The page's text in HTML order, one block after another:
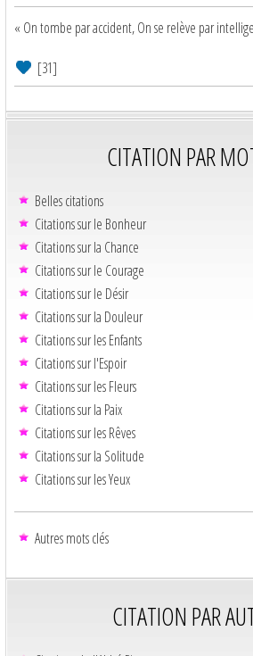
« On tombe par accident, On se relève par
[31]
CITATION PAR
Belles citations
Citations sur le Bonheur
Citations sur la Chance
Citations sur le Courage
Citations sur le Désir
Citations sur la Douleur
Citations sur les Enfants
Citations sur l'Espoir
Citations sur les Fleurs
Citations sur la Paix
Citations sur les Rêves
Citations sur la Solitude
Citations sur les Yeux
Autres mots clés
CITATION PAR